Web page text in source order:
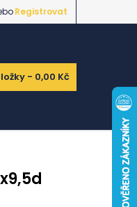
Registrovat
- 0,00 Kč